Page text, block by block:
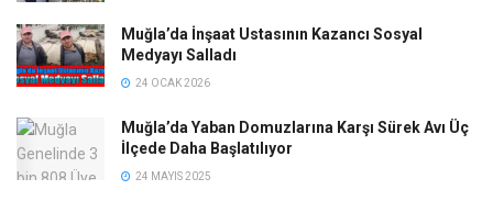
Muğla’da İnşaat Ustasının Kazancı Sosyal
Medyayı Salladı
24 OCAK 2026
Muğla’da Yaban Domuzlarına Karşı Sürek Avı Üç
İlçede Daha Başlatılıyor
24 MAYIS 2025